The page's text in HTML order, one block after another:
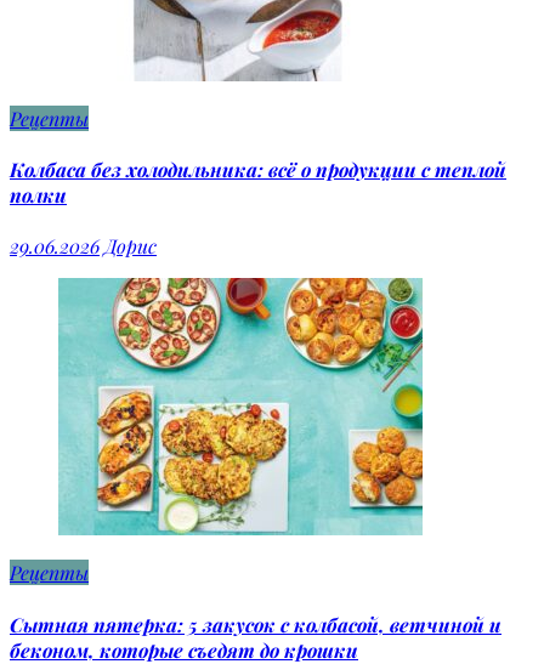
Рецепты
Колбаса без холодильника: всё о продукции с теплой
полки
29.06.2026Дорис
Рецепты
Сытная пятерка: 5 закусок с колбасой, ветчиной и
беконом, которые съедят до крошки